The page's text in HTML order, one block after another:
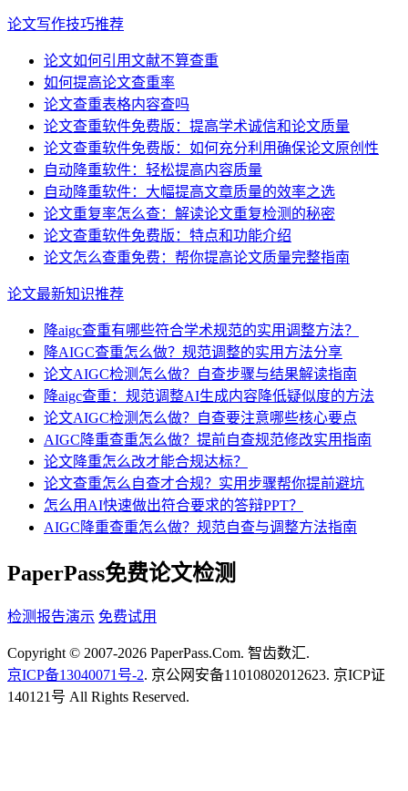
论文写作技巧推荐
论文如何引用文献不算查重
如何提高论文查重率
论文查重表格内容查吗
论文查重软件免费版：提高学术诚信和论文质量
论文查重软件免费版：如何充分利用确保论文原创性
自动降重软件：轻松提高内容质量
自动降重软件：大幅提高文章质量的效率之选
论文重复率怎么查：解读论文重复检测的秘密
论文查重软件免费版：特点和功能介绍
论文怎么查重免费：帮你提高论文质量完整指南
论文最新知识推荐
降aigc查重有哪些符合学术规范的实用调整方法？
降AIGC查重怎么做？规范调整的实用方法分享
论文AIGC检测怎么做？自查步骤与结果解读指南
降aigc查重：规范调整AI生成内容降低疑似度的方法
论文AIGC检测怎么做？自查要注意哪些核心要点
AIGC降重查重怎么做？提前自查规范修改实用指南
论文降重怎么改才能合规达标？
论文查重怎么自查才合规？实用步骤帮你提前避坑
怎么用AI快速做出符合要求的答辩PPT？
AIGC降重查重怎么做？规范自查与调整方法指南
PaperPass免费论文检测
检测报告演示 免费试用
Copyright © 2007-2026 PaperPass.Com. 智齿数汇.
京ICP备13040071号-2. 京公网安备11010802012623. 京ICP证
140121号 All Rights Reserved.